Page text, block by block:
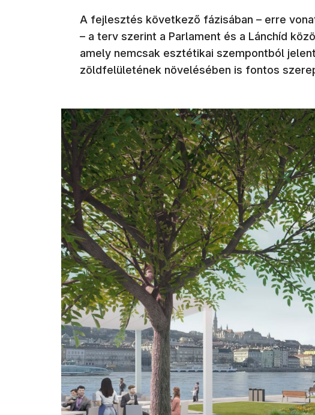
A fejlesztés következő fázisában – erre
– a terv szerint a Parlament és a Lánchíd
amely nemcsak esztétikai szempontból
zöldfelületének növelésében is fontos